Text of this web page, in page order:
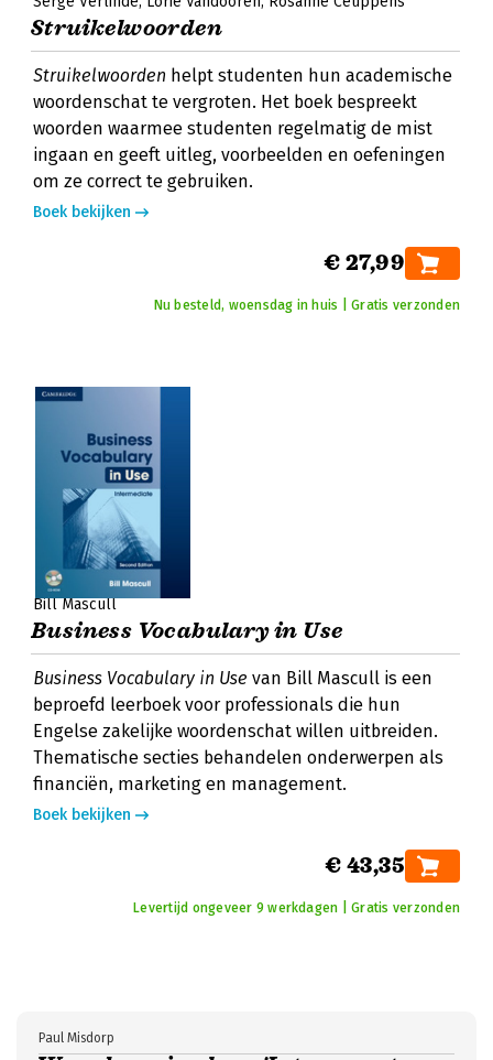
Struikelwoorden
Struikelwoorden helpt studenten hun academische
woordenschat te vergroten. Het boek bespreekt
woorden waarmee studenten regelmatig de mist
ingaan en geeft uitleg, voorbeelden en oefeningen
om ze correct te gebruiken.
Boek bekijken
€ 27,99
Nu besteld, woensdag in huis | Gratis verzonden
Bill Mascull
Business Vocabulary in Use
Business Vocabulary in Use van Bill Mascull is een
beproefd leerboek voor professionals die hun
Engelse zakelijke woordenschat willen uitbreiden.
Thematische secties behandelen onderwerpen als
financiën, marketing en management.
Boek bekijken
€ 43,35
Levertijd ongeveer 9 werkdagen | Gratis verzonden
Paul Misdorp